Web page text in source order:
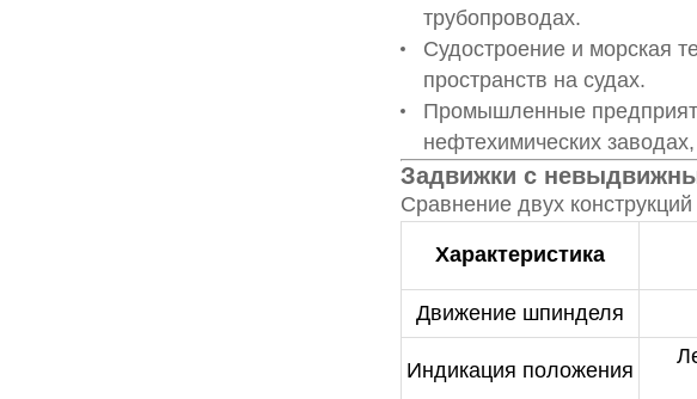
трубопроводах.
Судостроение и морская
пространств на судах.
Промышленные
нефтехимических
Задвижки с
Сравнение двух
Характеристика
Движение шпинделя
Индикация положения